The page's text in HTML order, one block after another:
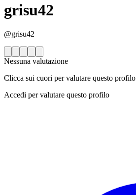
grisu42
@grisu42
Nessuna valutazione
Clicca sui cuori per valutare questo profilo
Accedi per valutare questo profilo